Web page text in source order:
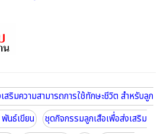
ริมความสามารถการใช้ทักษะชีวิต สำหรับลูก
นธ์เขียน
ชุดกิจกรรมลูกเสือเพื่อส่งเสริม